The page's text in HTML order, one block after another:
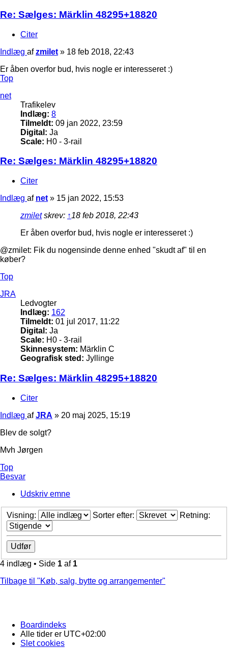
Re: Sælges: Märklin 48295+18820
Citer
Indlæg afzmilet » 18 feb 2018, 22:43
Er åben overfor bud, hvis nogle er interesseret :)
Top
net
Trafikelev
Indlæg: 8
Tilmeldt: 09 jan 2022, 23:59
Digital: Ja
Scale: H0 - 3-rail
Re: Sælges: Märklin 48295+18820
Citer
Indlæg af net » 15 jan 2022, 15:53
zmiletskrev: ↑18 feb 2018, 22:43
Er åben overfor bud, hvis nogle er interesseret :)
@zmilet: Fik du nogensinde denne enhed "skudt af" til en
køber?
Top
JRA
Ledvogter
Indlæg: 162
Tilmeldt: 01 jul 2017, 11:22
Digital: Ja
Scale: H0 - 3-rail
Skinnesystem: Märklin C
Geografisk sted: Jyllinge
Re: Sælges: Märklin 48295+18820
Citer
Indlæg afJRA » 20 maj 2025, 15:19
Blev de solgt?
Mvh Jørgen
Top
Besvar
Udskriv emne
Visning: Sorter efter: Retning:
4 indlæg • Side 1 af 1
Tilbage til "Køb, salg, bytte og arrangementer"
Boardindeks
Alle tider er UTC+02:00
Slet cookies